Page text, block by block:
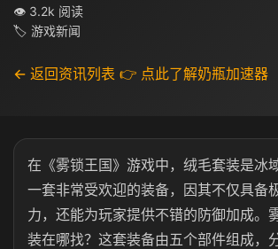
👁 3.2k 阅读
🏷 游戏新闻
← 返回资讯列表 👉 点此了解奶瓶加速器
在《雾锁王国》游戏中，绒毛套装是冰
一套非常受欢迎的装备，因其不仅具备
力，还能为玩家提供不错的防御加成。
装在哪找？这套装备由五个部件组成，